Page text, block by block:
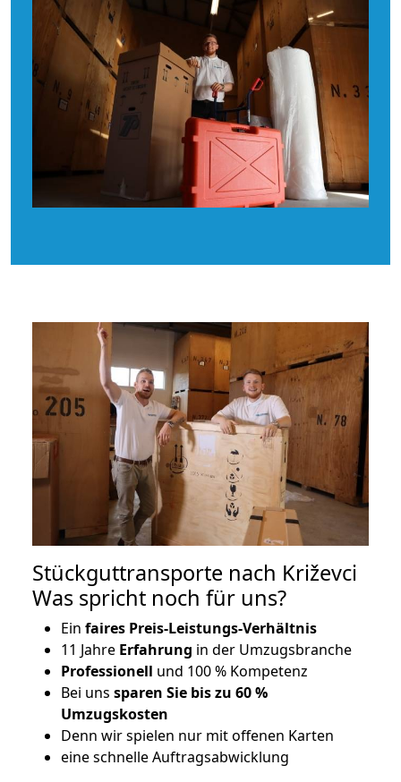
Stückguttransporte nach Križevci
Was spricht noch für uns?
Ein faires Preis-Leistungs-Verhältnis
11 Jahre Erfahrung in der Umzugsbranche
Professionell und 100 % Kompetenz
Bei uns sparen Sie bis zu 60 %
Umzugskosten
Denn wir spielen nur mit offenen Karten
eine schnelle Auftragsabwicklung